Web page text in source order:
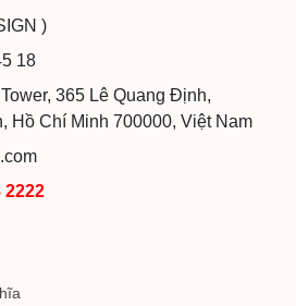
)
18
365 Lê Quang Định,
Hồ Chí Minh 700000, Việt Nam
2222